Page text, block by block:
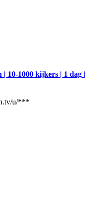
10-1000 kijkers | 1 dag |
u/***